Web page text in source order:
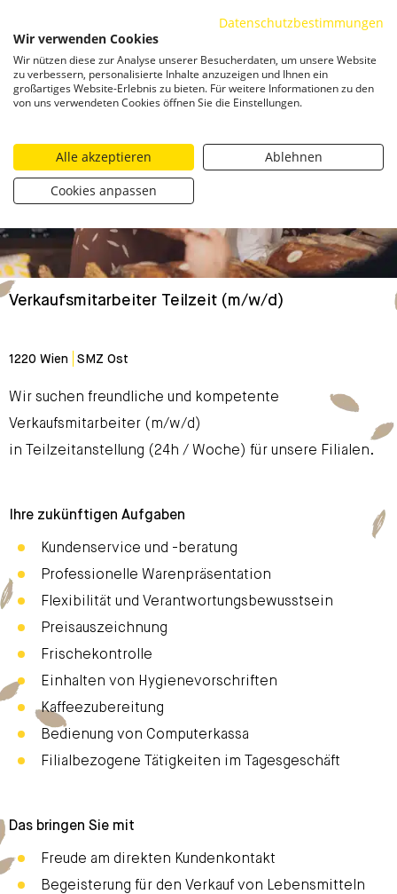
Verkaufsmitarbeiter Teilzeit (m/w/d)
1220 Wien SMZ Ost
Wir suchen freundliche und kompetente
Verkaufsmitarbeiter (m/w/d)
in Teilzeitanstellung (24h / Woche) für unsere Filialen.
Ihre zukünftigen Aufgaben
Kundenservice und -beratung
Professionelle Warenpräsentation
Flexibilität und Verantwortungsbewusstsein
Preisauszeichnung
Frischekontrolle
Einhalten von Hygienevorschriften
Kaffeezubereitung
Bedienung von Computerkassa
Filialbezogene Tätigkeiten im Tagesgeschäft
Das bringen Sie mit
Freude am direkten Kundenkontakt
Begeisterung für den Verkauf von Lebensmitteln
Datenschutzbestimmungen
Wir verwenden Cookies
Wir nützen diese zur Analyse unserer Besucherdaten, um unsere Website
zu verbessern, personalisierte Inhalte anzuzeigen und Ihnen ein
großartiges Website-Erlebnis zu bieten. Für weitere Informationen zu den
von uns verwendeten Cookies öffnen Sie die Einstellungen.
Alle akzeptieren
Ablehnen
Cookies anpassen